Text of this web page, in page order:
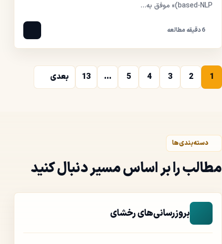
based-NLP)» موفق به...
6 دقیقه مطالعه
1
2
3
4
5
...
13 بعدی
دسته‌بندی‌ها
مطالب را بر اساس مسیر دنبال کنید
بروزرسانی‌های رخشای